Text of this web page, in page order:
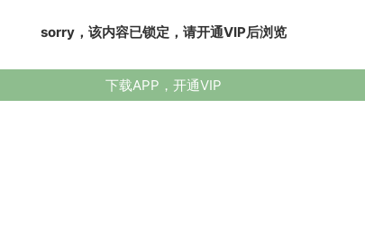
sorry，该内容已锁定，请开通VIP后浏览
下载APP，开通VIP